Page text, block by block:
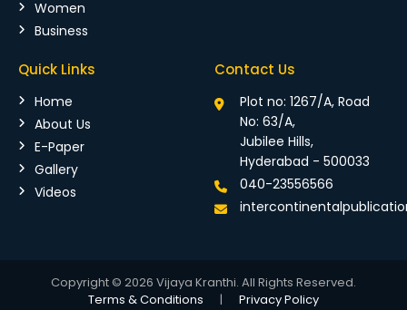
Women
Business
Quick Links
Home
About Us
E-Paper
Gallery
Videos
Contact Us
Plot no: 1267/A, Road
No: 63/A,
Jubilee Hills,
Hyderabad - 500033
040-23556566
Copyright © 2026 Vijaya Kranthi. All Rights Reserved.
Terms & Conditions
| Privacy Policy